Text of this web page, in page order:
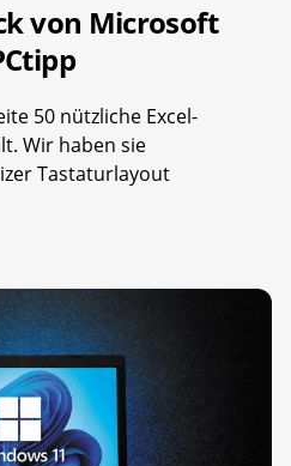
von Microsoft
50 nützliche Excel-
Wir haben sie
Tastaturlayout